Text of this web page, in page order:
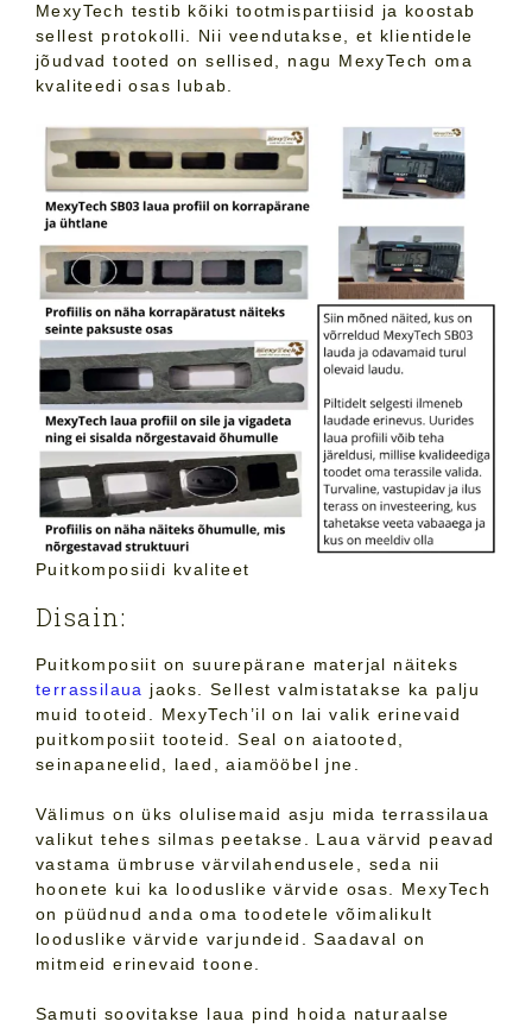
MexyTech testib kõiki tootmispartiisid ja koostab
sellest protokolli. Nii veendutakse, et klientidele
jõudvad tooted on sellised, nagu MexyTech oma
kvaliteedi osas lubab.
Puitkomposiidi kvaliteet
Disain:
Puitkomposiit on suurepärane materjal näiteks
terrassilaua jaoks. Sellest valmistatakse ka palju
muid tooteid. MexyTech’il on lai valik erinevaid
puitkomposiit tooteid. Seal on aiatooted,
seinapaneelid, laed, aiamööbel jne.
Välimus on üks olulisemaid asju mida terrassilaua
valikut tehes silmas peetakse. Laua värvid peavad
vastama ümbruse värvilahendusele, seda nii
hoonete kui ka looduslike värvide osas. MexyTech
on püüdnud anda oma toodetele võimalikult
looduslike värvide varjundeid. Saadaval on
mitmeid erinevaid toone.
Samuti soovitakse laua pind hoida naturaalse